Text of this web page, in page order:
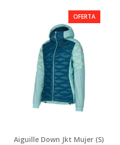
OFERTA
Aiguille Down Jkt Mujer (S)